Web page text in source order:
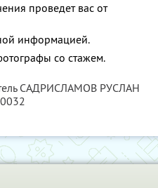
проведет вас от
информацией.
со стажем.
САДРИСЛАМОВ РУСЛАН